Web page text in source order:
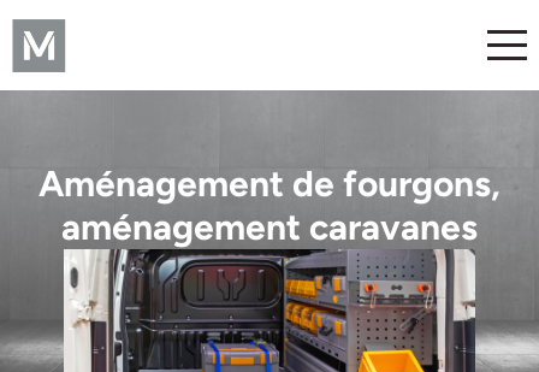
Aménagement de fourgons,
aménagement caravanes